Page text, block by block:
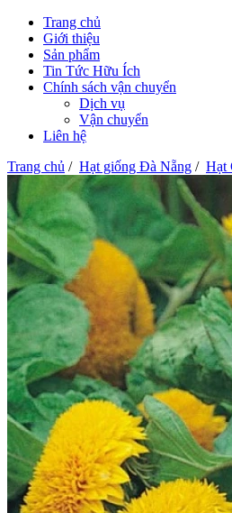
Trang chủ
Giới thiệu
Sản phẩm
Tin Tức Hữu Ích
Chính sách vận chuyển
Dịch vụ
Vận chuyển
Liên hệ
Trang chủ / Hạt giống Đà Nẵng / Hạt